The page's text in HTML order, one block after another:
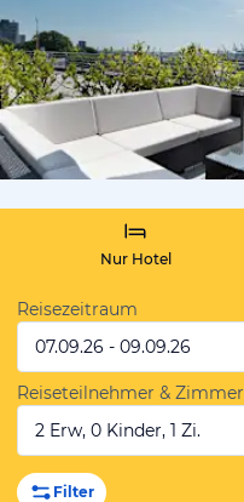
Nur Hotel
Reisezeitraum
07.09.26 - 09.09.26
Reiseteilnehmer & Zimmer
2 Erw, 0 Kinder, 1 Zi.
Filter